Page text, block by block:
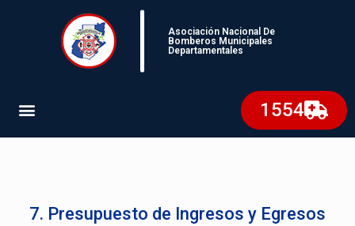
Asociación Nacional De
Bomberos Municipales
Departamentales
1554
7. Presupuesto de Ingresos y Egresos